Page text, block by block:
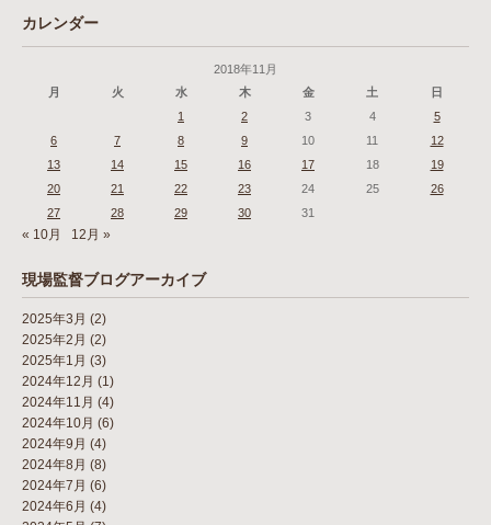
カレンダー
2018年11月
月
火 水 木 金 土
日
1
2 3 4
5
6
7 8 9 10 11
12
13
14 15 16 17 18
19
20
21 22 23 24 25
26
27
28 29 30 31
« 10月 12月 »
現場監督ブログアーカイブ
2025年3月 (2)
2025年2月 (2)
2025年1月 (3)
2024年12月 (1)
2024年11月 (4)
2024年10月 (6)
2024年9月 (4)
2024年8月 (8)
2024年7月 (6)
2024年6月 (4)